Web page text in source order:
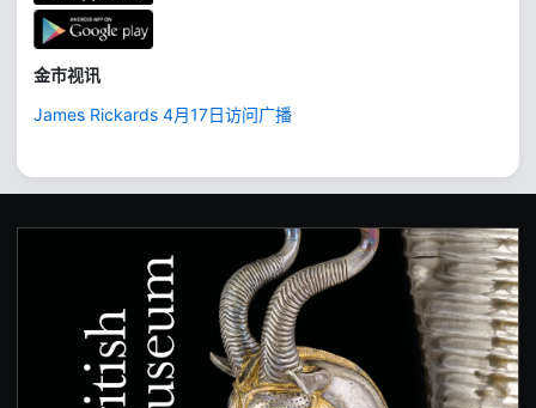
金市视讯
James Rickards 4月17日访问广播